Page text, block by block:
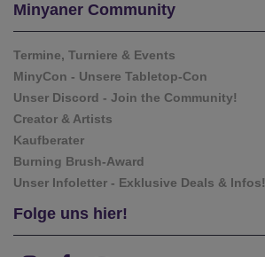
Minyaner Community
Termine, Turniere & Events
MinyCon - Unsere Tabletop-Con
Unser Discord - Join the Community!
Creator & Artists
Kaufberater
Burning Brush-Award
Unser Infoletter - Exklusive Deals & Infos!
Folge uns hier!